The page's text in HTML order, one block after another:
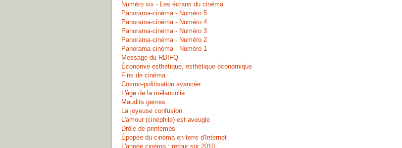
Numéro six - Les écrans du cinéma
Panorama-cinéma - Numéro 5
Panorama-cinéma - Numéro 4
Panorama-cinéma - Numéro 3
Panorama-cinéma - Numéro 2
Panorama-cinéma - Numéro 1
Message du RDIFQ
Économie esthétique, esthétique économique
Fins de cinéma
Cosmo-politisation avancée
L'âge de la mélancolie
Maudits genres
La joyeuse confusion
L'amour (cinéphile) est aveugle
Drôle de printemps
Épopée du cinéma en terre d'Internet
L'année cinéma : retour sur 2010